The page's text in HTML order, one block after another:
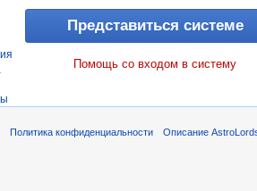
Помощь со входом в систему
Политика конфиденциальности Описание